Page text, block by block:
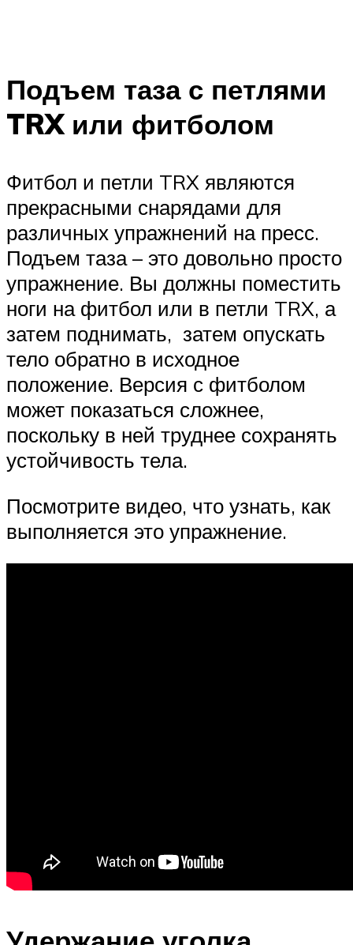
Подъем таза с петлями
TRX или фитболом
Фитбол и петли TRX являются
прекрасными снарядами для
различных упражнений на пресс.
Подъем таза – это довольно просто
упражнение. Вы должны поместить
ноги на фитбол или в петли TRX, а
затем поднимать, затем опускать
тело обратно в исходное
положение. Версия с фитболом
может показаться сложнее,
поскольку в ней труднее сохранять
устойчивость тела.
Посмотрите видео, что узнать, как
выполняется это упражнение.